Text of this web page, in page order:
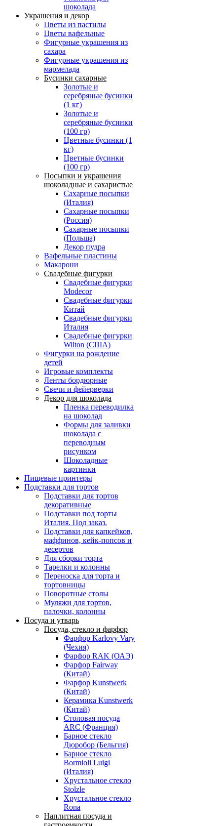
шоколада
Украшения и декор
Цветы из пастилы
Цветы вафельные
Фигурные украшения из
сахара
Фигурные украшения из
мармелада
Бусинки сахарные
Золотые и
серебряные бусинки
(1 кг)
Золотые и
серебряные бусинки
(100 гр)
Цветные бусинки (1
кг)
Цветные бусинки
(100 гр)
Посыпки и украшения
шоколадные и сахаристые
Сахарные посыпки
(Италия)
Сахарные посыпки
(Россия)
Сахарные посыпки
(Польша)
Декор пудра
Вафельные пластины
Макарони
Свадебные фигурки
Свадебные фигурки
Modecor
Свадебные фигурки
Китай
Свадебные фигурки
Италия
Свадебные фигурки
Wilton (США)
Фигурки на рождение
детей
Игровые комплекты
Ленты бордюрные
Свечи и фейерверки
Декор для шоколада
Пленка переводилка
на шоколад
Формы для заливки
шоколада с
переводным
рисунком
Шоколадные
картинки
Пищевые принтеры
Подставки для тортов
Подставки для тортов
декоративные
Подставки под торты
Италия. Под заказ.
Подставки для капкейков,
маффинов, кейк-попсов и
десертов
Для сборки торта
Тарелки и колонны
Переноска для торта и
тортовницы
Поворотные столы
Муляжи для тортов,
палочки, колонны
Посуда и утварь
Посуда, стекло и фарфор
Фарфор Karlovy Vary
(Чехия)
Фарфор RAK (ОАЭ)
Фарфор Fairway
(Китай)
Фарфор Kunstwerk
(Китай)
Керамика Kunstwerk
(Китай)
Столовая посуда
ARC (Франция)
Барное стекло
Дюробор (Бельгия)
Барное стекло
Bormioli Luigi
(Италия)
Хрустальное стекло
Stolzle
Хрустальное стекло
Rona
Наплитная посуда и